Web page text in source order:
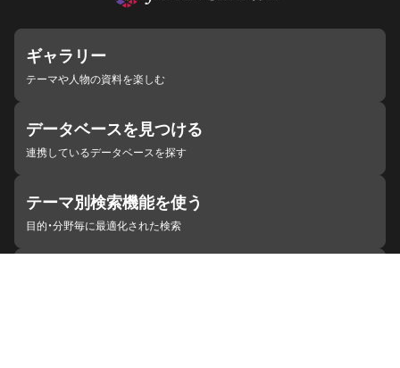
ギャラリー
テーマや人物の資料を楽しむ
データベースを見つける
連携しているデータベースを探す
テーマ別検索機能を使う
目的・分野毎に最適化された検索